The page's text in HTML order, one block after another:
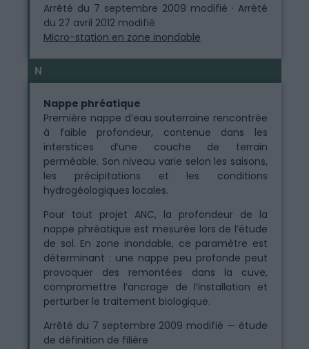
Arrêté du 7 septembre 2009 modifié · Arrêté
du 27 avril 2012 modifié
Micro-station en zone inondable
N
Nappe phréatique
Première nappe d’eau souterraine rencontrée
à faible profondeur, contenue dans les
interstices d’une couche de terrain
perméable. Son niveau varie selon les saisons,
les précipitations et les conditions
hydrogéologiques locales.
Pour tout projet ANC, la profondeur de la
nappe phréatique est mesurée lors de l’étude
de sol. En zone inondable, ce paramètre est
déterminant : une nappe peu profonde peut
provoquer des remontées dans la cuve,
compromettre l’ancrage de l’installation et
perturber le traitement biologique.
Arrêté du 7 septembre 2009 modifié — étude
de définition de filière